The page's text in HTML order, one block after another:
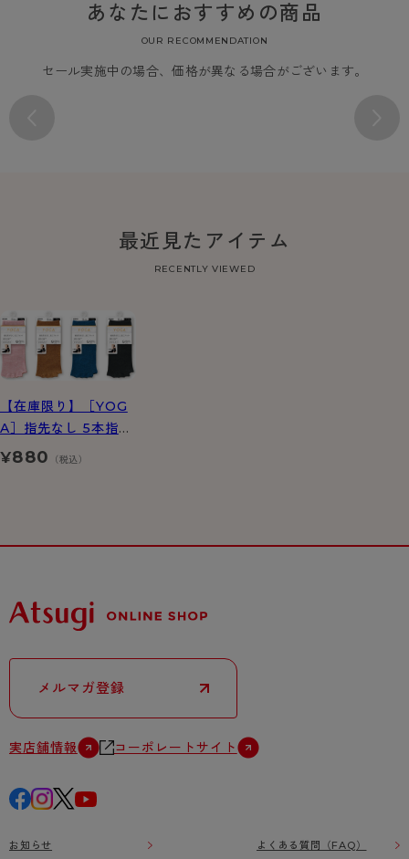
あなたにおすすめの商品
OUR RECOMMENDATION
セール実施中の場合、価格が異なる場合がございます。
最近見たアイテム
RECENTLY VIEWED
【在庫限り】［YOG
A］指先なし 5本指ソ
ックス かかとあきタ
¥880 （税込）
メルマガ登録
実店舗情報 コーポレートサイト
お知らせ よくある質問（FAQ）